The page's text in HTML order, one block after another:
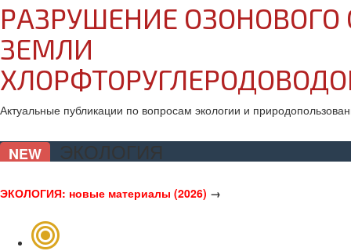
РАЗРУШЕНИЕ ОЗОНОВОГО
ЗЕМЛИ
Актуальные публикации по вопросам экологии и
NEW ЭКОЛОГИЯ
ЭКОЛОГИЯ: новые материалы (2026) →